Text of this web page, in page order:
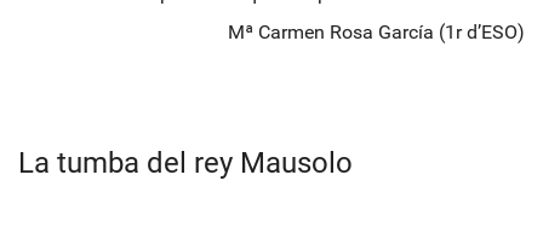
Mª Carmen Rosa García (1r d’ESO)
La tumba del rey Mausolo